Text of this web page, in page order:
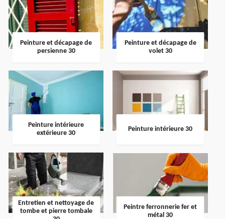
Peinture et décapage de
persienne 30
Peinture et décapage de
volet 30
Peinture intérieure
extérieure 30
Peinture intérieure 30
Entretien et nettoyage de
tombe et pierre tombale
Peintre ferronnerie fer et
métal 30